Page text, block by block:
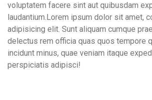
voluptatem facere sint aut quibusdam
laudantium.Lorem ipsum dolor sit amet,
adipisicing elit. Sunt aliquam cumque
delectus rem officia quas quos tempore
incidunt minus, quae veniam itaque
perspiciatis adipisci!